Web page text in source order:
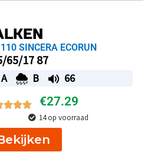
SINCERA ECORUN
65/17 87
A B 66
€27.29
14 op voorraad